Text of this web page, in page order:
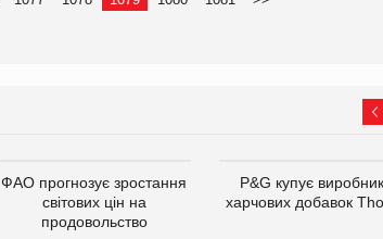
ФАО прогнозує зростання
світових цін на
продовольство
P&G купує
харчових добавок